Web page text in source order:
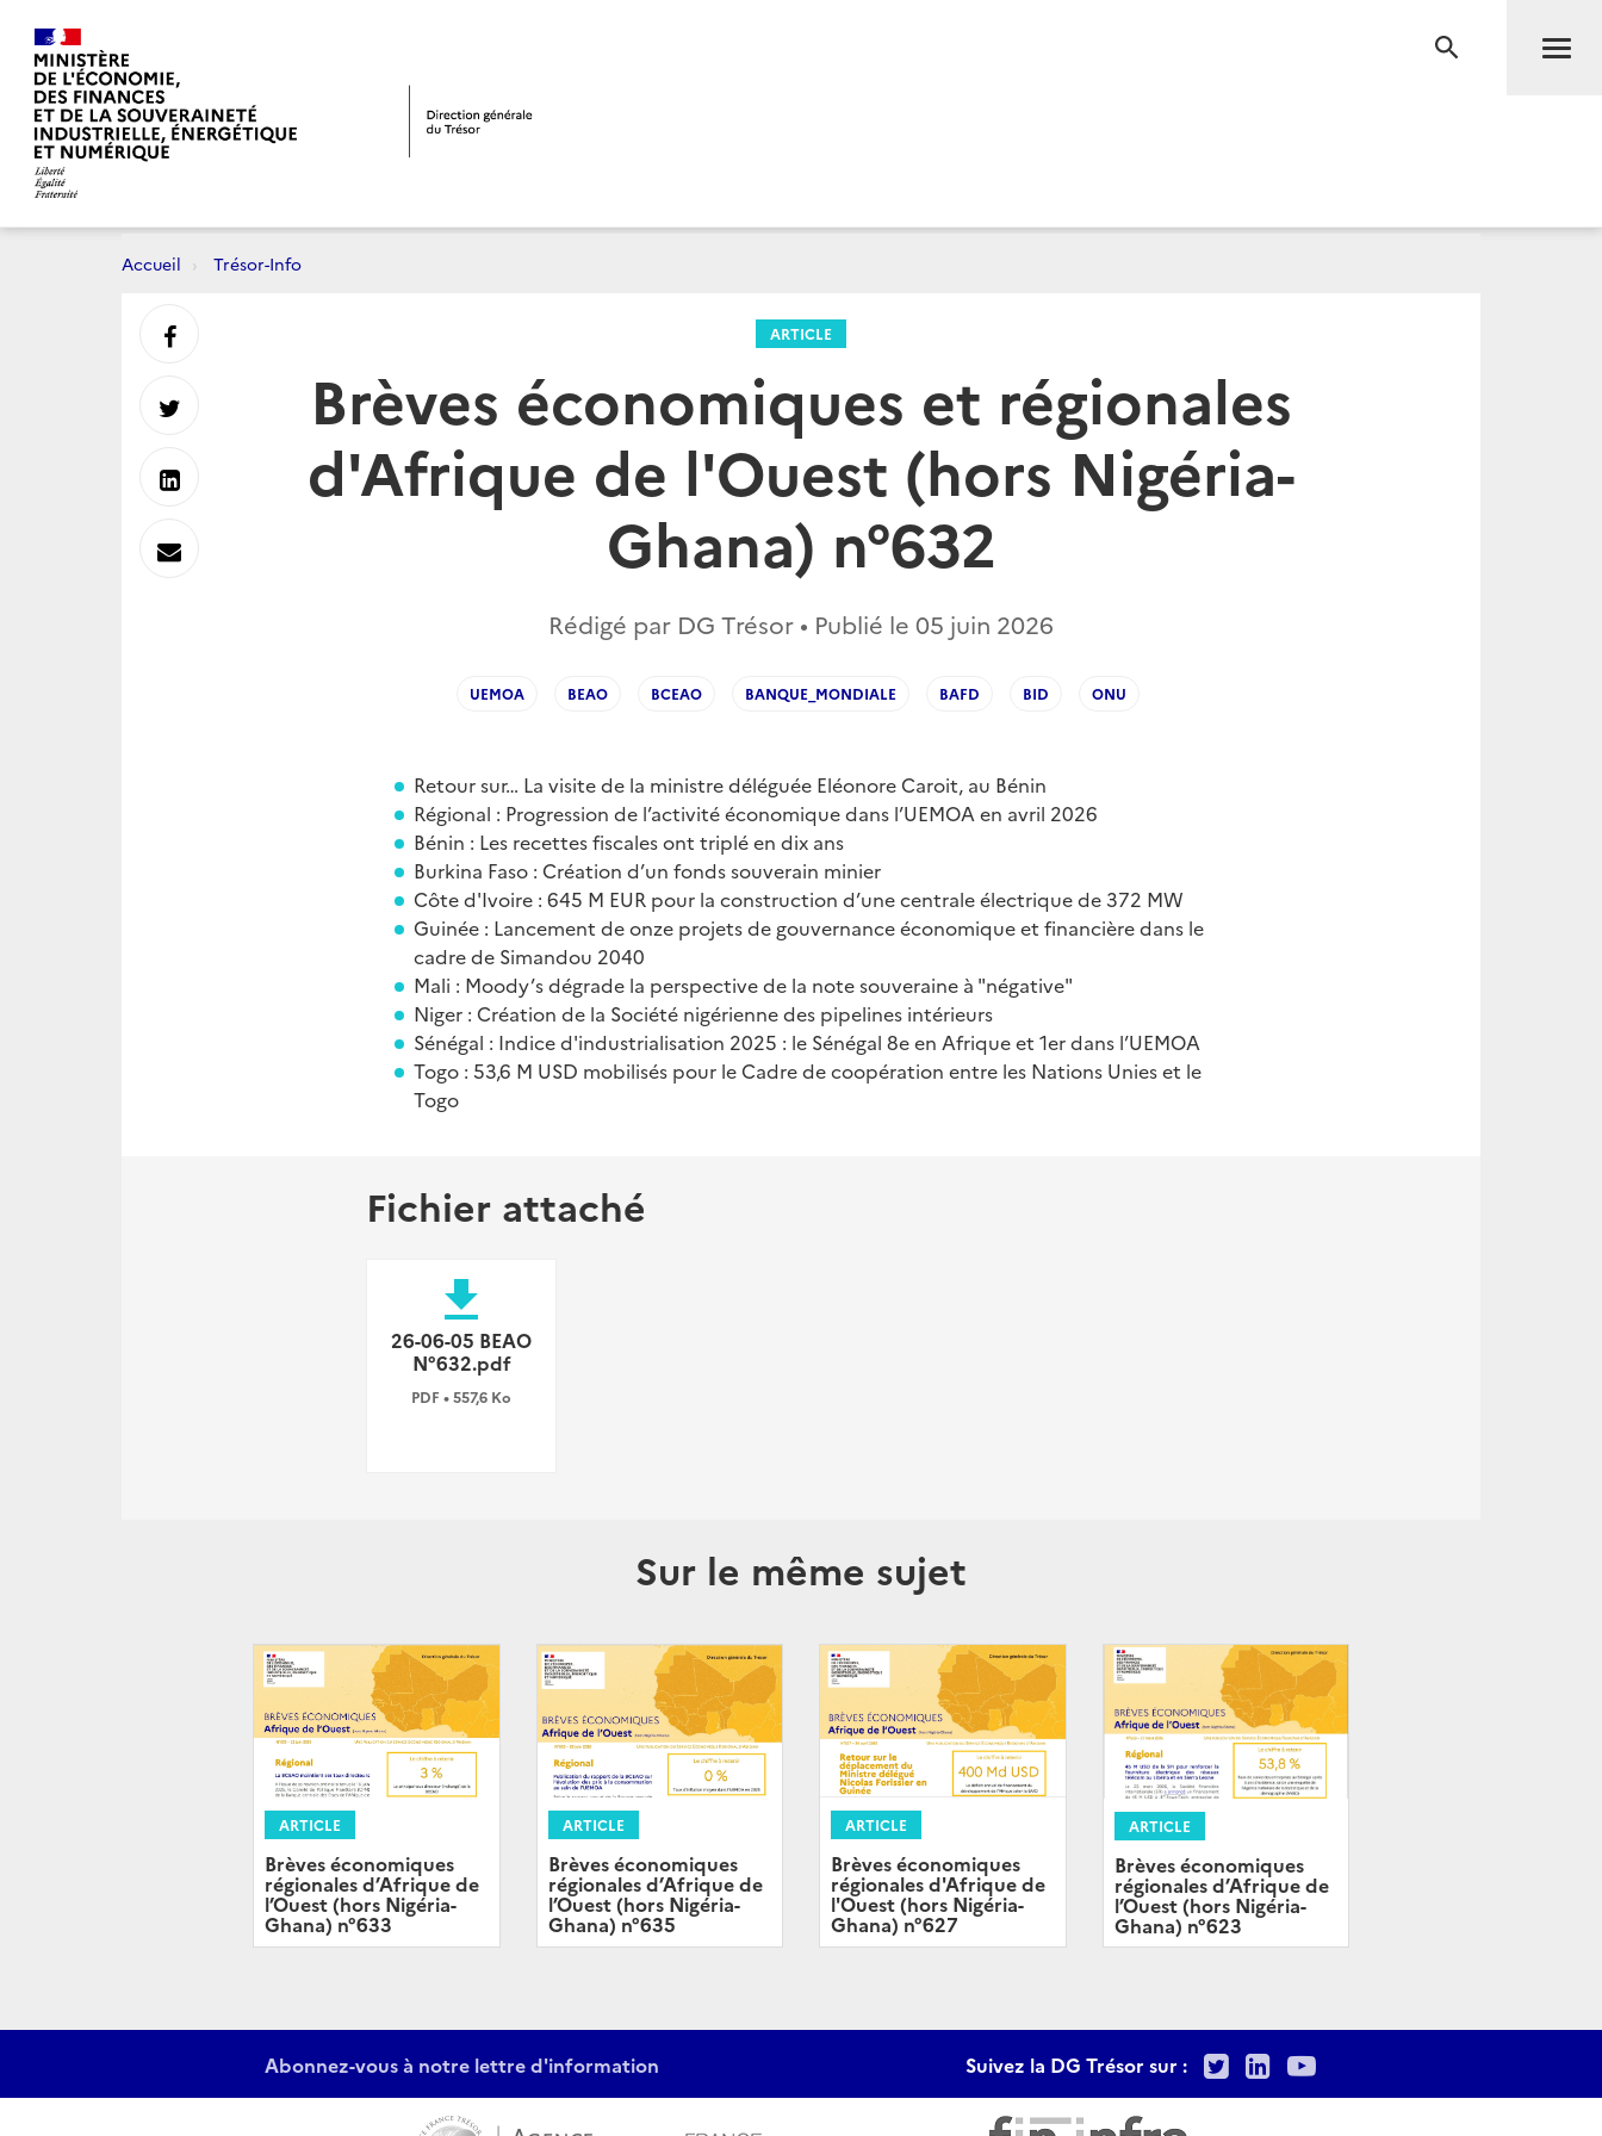
RECHERCHE
Accueil Trésor-Info
ARTICLE
Brèves économiques et régionales
d'Afrique de l'Ouest (hors Nigéria-
Ghana) n°632
Rédigé par DG Trésor • Publié le 05 juin 2026
UEMOA BEAO BCEAO BANQUE_MONDIALE BAFD BID ONU
Retour sur… La visite de la ministre déléguée Eléonore Caroit, au Bénin
Régional : Progression de l’activité économique dans l’UEMOA en avril 2026
Bénin : Les recettes fiscales ont triplé en dix ans
Burkina Faso : Création d’un fonds souverain minier
Côte d'Ivoire : 645 M EUR pour la construction d’une centrale électrique de 372 MW
Guinée : Lancement de onze projets de gouvernance économique et financière dans le
cadre de Simandou 2040
Mali : Moody’s dégrade la perspective de la note souveraine à "négative"
Niger : Création de la Société nigérienne des pipelines intérieurs
Sénégal : Indice d'industrialisation 2025 : le Sénégal 8e en Afrique et 1er dans l’UEMOA
Togo : 53,6 M USD mobilisés pour le Cadre de coopération entre les Nations Unies et le
Togo
Fichier attaché
file_download
26-06-05 BEAO
N°632.pdf
PDF • 557,6 Ko
Sur le même sujet
ARTICLE
Brèves économiques
régionales d’Afrique de
l’Ouest (hors Nigéria-
Ghana) n°633
ARTICLE
Brèves économiques
régionales d’Afrique de
l’Ouest (hors Nigéria-
Ghana) n°635
ARTICLE
Brèves économiques
régionales d'Afrique de
l'Ouest (hors Nigéria-
Ghana) n°627
ARTICLE
Brèves économiques
régionales d’Afrique de
l’Ouest (hors Nigéria-
Ghana) n°623
Partager
sur
Partager
sur
Partager
sur
Envoyer
Abonnez-vous à notre lettre d'information Suivez la DG Trésor sur : TwitterLinkedIn
Youtube